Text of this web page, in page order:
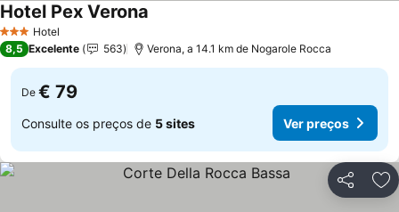
3 EstrelasHotel
Hotel Pex Verona
8,5 Excelente 563 Verona, a 14.1 km de Nogarole Rocca
De € 79
Consulte os preços de 5 sites Ver preços
Partilhar